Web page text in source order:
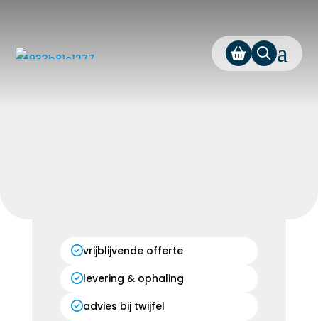
a
vrijblijvende offerte
levering & ophaling
advies bij twijfel